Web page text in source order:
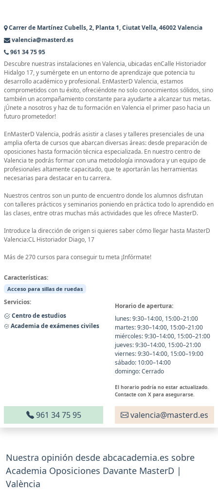
Carrer de Martínez Cubells, 2, Planta 1, Ciutat Vella, 46002 Valencia
valencia@masterd.es
961 34 75 95
Descubre nuestras instalaciones en Valencia, ubicadas enCalle Historiador
Hidalgo 17, y sumérgete en un entorno de aprendizaje que potencia tu
desarrollo académico y profesional. EnMasterD Valencia, estamos
comprometidos con tu éxito, ofreciéndote no solo conocimientos sólidos, sino
también un acompañamiento constante para ayudarte a alcanzar tus metas.
¡Únete a nosotros y haz de tu formación en Valencia el primer paso hacia un
futuro prometedor!
EnMasterD Valencia, podrás asistir a clases y talleres presenciales de una
amplia oferta de cursos que abarcan diversas áreas: desde preparación de
oposiciones hasta formación técnica especializada. En nuestro centro de
Valencia te podrás formar con una metodología innovadora y un equipo de
profesionales altamente capacitado, que te aportarán las herramientas
necesarias para destacar en tu carrera.
Nuestros centros son un punto de encuentro donde los alumnos disfrutan
con talleres prácticos y seminarios poniendo en práctica todo lo aprendido en
las clases, entre otras muchas más actividades que les ofrece MasterD.
Introduce la dirección de origen si quieres saber cómo llegar hasta MasterD
Valencia:CL Historiador Diago, 17
Más de 270 cursos para conseguir tu meta ¡Infórmate!
Características:
Acceso para sillas de ruedas
Servicios:
Centro de estudios
Academia de exámenes civiles
Horario de apertura:
lunes: 9:30–14:00, 15:00–21:00
martes: 9:30–14:00, 15:00–21:00
miércoles: 9:30–14:00, 15:00–21:00
jueves: 9:30–14:00, 15:00–21:00
viernes: 9:30–14:00, 15:00–19:00
sábado: 10:00–14:00
domingo: Cerrado
El horario podría no estar actualizado.
Contacte con X para asegurarse.
961 34 75 95 valencia@masterd.es
Nuestra opinión desde abcacademia.es sobre
Academia Oposiciones Davante MasterD |
València